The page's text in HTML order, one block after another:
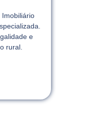
Imobiliário
e
rural.